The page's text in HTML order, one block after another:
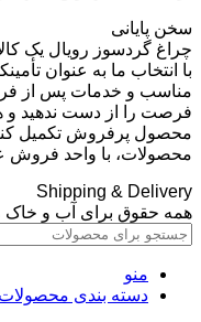
سخن پایانی
چراغ گردسوز رویال یک
با انتخاب ما به عنوان
مناسب و خدمات پس از
فرصت را از دست ندهید و
محصول پرفروش تکمیل
محصولات، با واحد فروش
Shipping & Delivery
همه حقوق برای آب و
منو
دسته بندی محصولات